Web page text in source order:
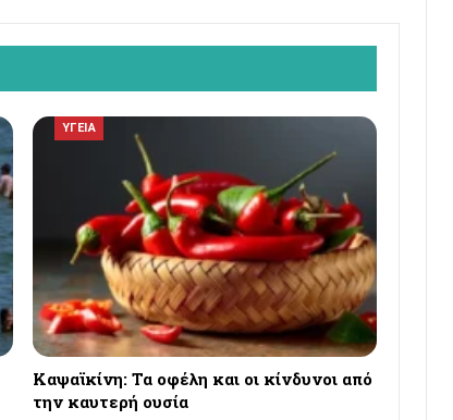
ΥΓΕΙΑ
Καψαϊκίνη: Τα οφέλη και οι κίνδυνοι από
την καυτερή ουσία